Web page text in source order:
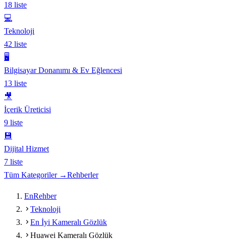
18 liste
💻
Teknoloji
42 liste
🖥️
Bilgisayar Donanımı & Ev Eğlencesi
13 liste
🎥
İçerik Üreticisi
9 liste
💾
Dijital Hizmet
7 liste
Tüm Kategoriler →Rehberler
EnRehber
Teknoloji
En İyi Kameralı Gözlük
Huawei Kameralı Gözlük